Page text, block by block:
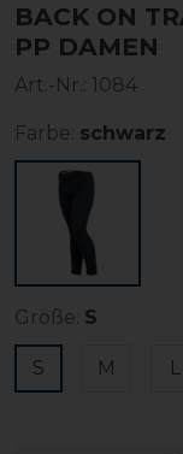
BACK ON
PP DAMEN
Art.-Nr.: 1084
Farbe: schwarz
Größe: S
S M L